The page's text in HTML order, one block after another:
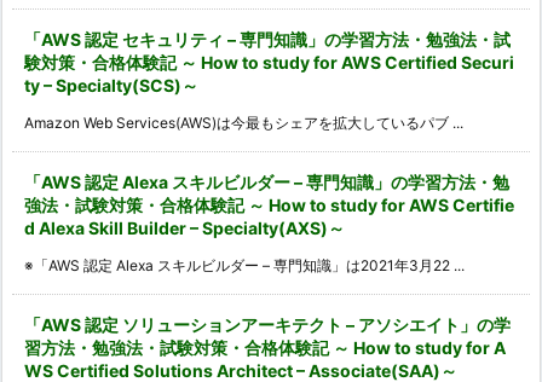
「AWS 認定 セキュリティ – 専門知識」の学習方法・勉強法・試
験対策・合格体験記 ～ How to study for AWS Certified Securi
ty – Specialty(SCS)～
Amazon Web Services(AWS)は今最もシェアを拡大しているパブ ...
「AWS 認定 Alexa スキルビルダー – 専門知識」の学習方法・勉
強法・試験対策・合格体験記 ～ How to study for AWS Certifie
d Alexa Skill Builder – Specialty(AXS)～
※「AWS 認定 Alexa スキルビルダー – 専門知識」は2021年3月22 ...
「AWS 認定 ソリューションアーキテクト – アソシエイト」の学
習方法・勉強法・試験対策・合格体験記 ～ How to study for A
WS Certified Solutions Architect – Associate(SAA)～